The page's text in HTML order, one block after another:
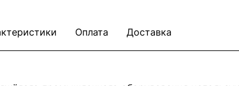
Оплата Доставка